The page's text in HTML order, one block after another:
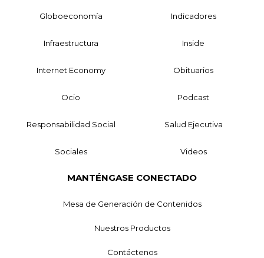
Globoeconomía Indicadores
Infraestructura Inside
Internet Economy Obituarios
Ocio Podcast
Responsabilidad Social Salud Ejecutiva
Sociales Videos
MANTÉNGASE CONECTADO
Mesa de Generación de Contenidos
Nuestros Productos
Contáctenos